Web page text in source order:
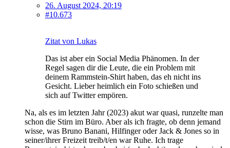
26. August 2024, 20:19
#10.673
Zitat von Lukas
Das ist aber ein Social Media Phänomen. In der
Regel sagen dir die Leute, die ein Problem mit
deinem Rammstein-Shirt haben, das eh nicht ins
Gesicht. Lieber heimlich ein Foto schießen und
sich auf Twitter empören.
Na, als es im letzten Jahr (2023) akut war quasi, runzelte man
schon die Stirn im Büro. Aber als ich fragte, ob denn jemand
wisse, was Bruno Banani, Hilfinger oder Jack & Jones so in
seiner/ihrer Freizeit treib/t/en war Ruhe. Ich trage